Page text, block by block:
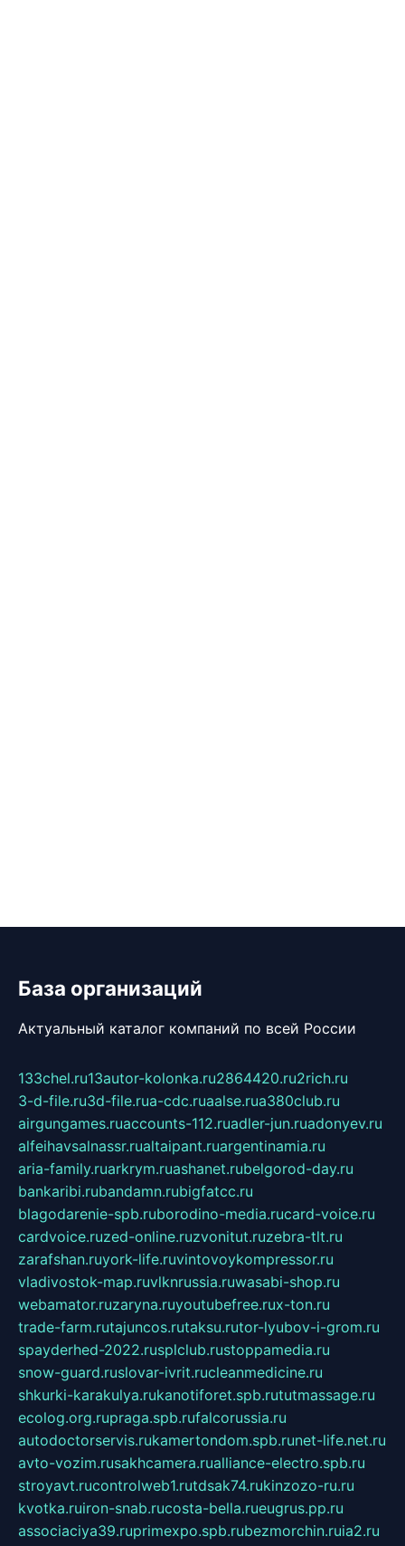
База организаций
Актуальный каталог компаний по всей России
133chel.ru13autor-kolonka.ru2864420.ru2rich.ru
3-d-file.ru3d-file.rua-cdc.ruaalse.rua380club.ru
airgungames.ruaccounts-112.ruadler-jun.ruadonyev.ru
alfeihavsalnassr.rualtaipant.ruargentinamia.ru
aria-family.ruarkrym.ruashanet.rubelgorod-day.ru
bankaribi.rubandamn.rubigfatcc.ru
blagodarenie-spb.ruborodino-media.rucard-voice.ru
cardvoice.ruzed-online.ruzvonitut.ruzebra-tlt.ru
zarafshan.ruyork-life.ruvintovoykompressor.ru
vladivostok-map.ruvlknrussia.ruwasabi-shop.ru
webamator.ruzaryna.ruyoutubefree.rux-ton.ru
trade-farm.rutajuncos.rutaksu.rutor-lyubov-i-grom.ru
spayderhed-2022.rusplclub.rustoppamedia.ru
snow-guard.ruslovar-ivrit.rucleanmedicine.ru
shkurki-karakulya.rukanotiforet.spb.rututmassage.ru
ecolog.org.rupraga.spb.rufalcorussia.ru
autodoctorservis.rukamertondom.spb.runet-life.net.ru
avto-vozim.rusakhcamera.rualliance-electro.spb.ru
stroyavt.rucontrolweb1.rutdsak74.rukinzozo-ru.ru
kvotka.ruiron-snab.rucosta-bella.rueugrus.pp.ru
associaciya39.ruprimexpo.spb.rubezmorchin.ruia2.ru